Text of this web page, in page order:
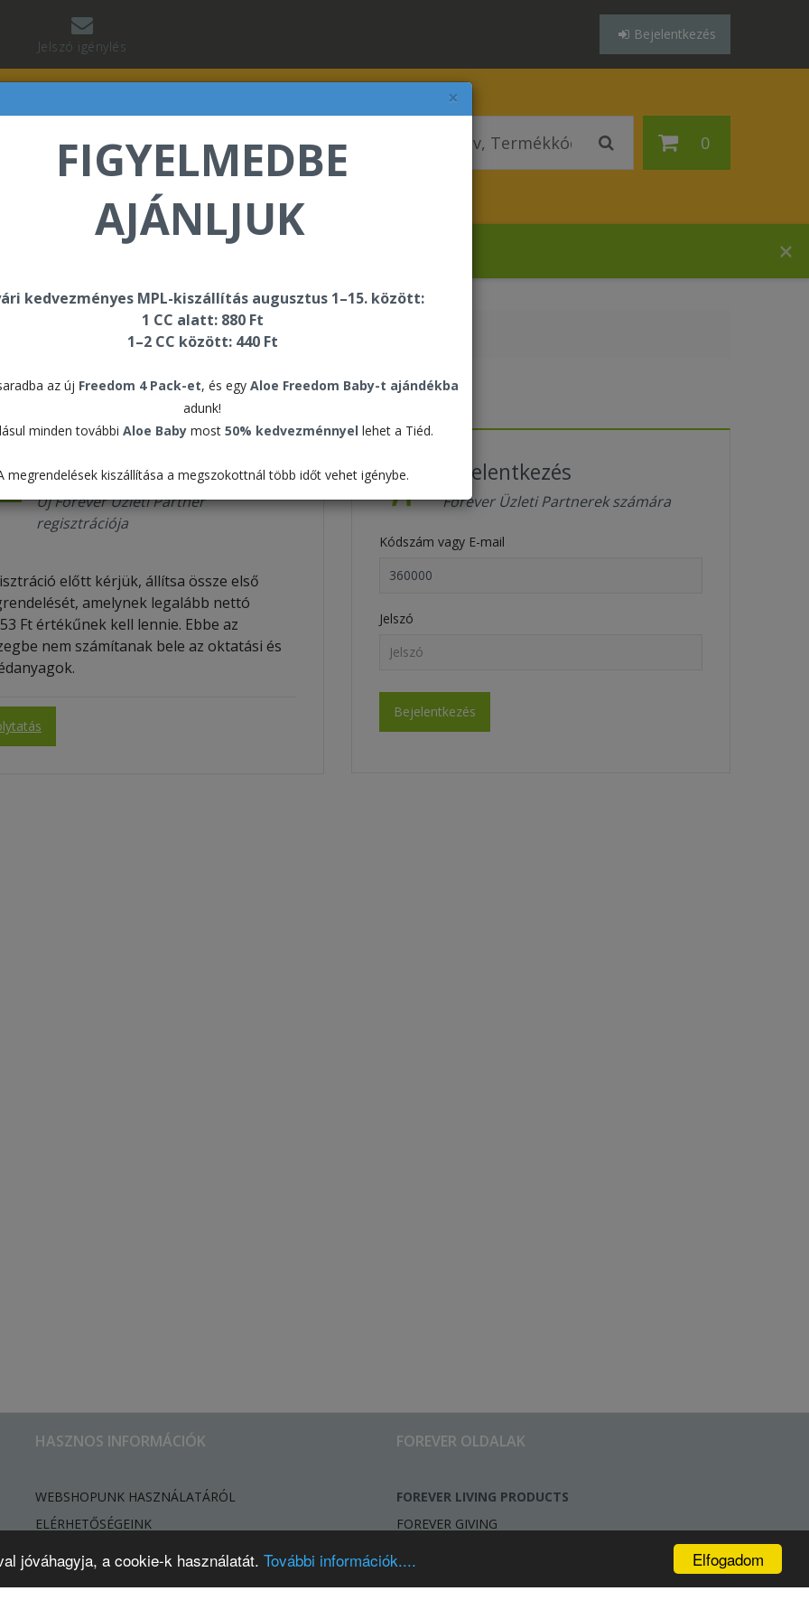
Elfogadom
jóváhagyja, a cookie-k használatát. További információk....
×
FIGYELMEDBE
AJÁNLJUK
kedvezményes MPL-kiszállítás augusztus 1–15. között:
1 CC alatt: 880 Ft
1–2 CC között: 440 Ft
az új Freedom 4 Pack-et, és egy Aloe Freedom Baby-t ajándékba
adunk!
minden további Aloe Babymost 50% kedvezménnyel lehet a Tiéd.
megrendelések kiszállítása a megszokottnál több időt vehet igénybe.
Jelszó igénylés
Bejelentkezés
0
Regisztráció
Új Forever Üzleti Partner
regisztrációja
előtt kérjük, állítsa össze első
amelynek legalább nettó
Ft értékűnek kell lennie. Ebbe az
nem számítanak bele az oktatási és
Bejelentkezés
Forever Üzleti Partnerek számára
Kódszám vagy E-mail
Jelszó
HASZNOS INFORMÁCIÓK
WEBSHOPUNK HASZNÁLATÁRÓL
ELÉRHETŐSÉGEINK
FOREVER OLDALAK
FOREVER LIVING PRODUCTS
FOREVER GIVING